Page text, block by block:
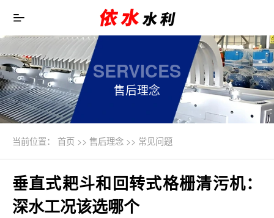
SERVICES
售后理念
当前位置： 首页>> 售后理念>> 常见问题
垂直式耙斗和回转式格栅清污机：
深水工况该选哪个